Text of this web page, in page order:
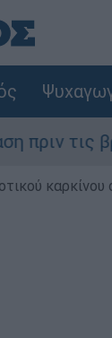
βροχές
καρκίνου